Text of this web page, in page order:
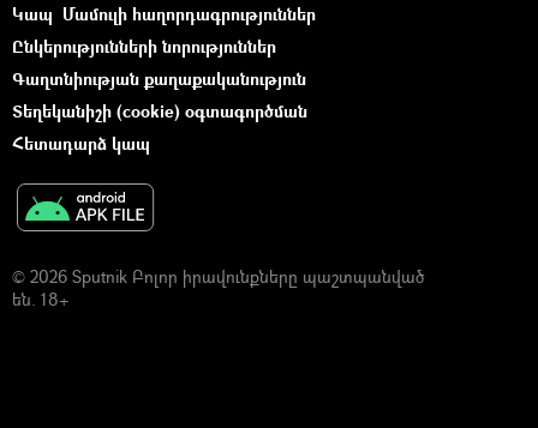
Կապ Մամուլի հաղորդագրություններ
Ընկերությունների նորություններ
Գաղտնիության քաղաքականություն
Տեղեկանիշի (cookie) օգտագործման
Հետադարձ կապ
© 2026 Sputnik Բոլոր իրավունքները պաշտպանված
են. 18+